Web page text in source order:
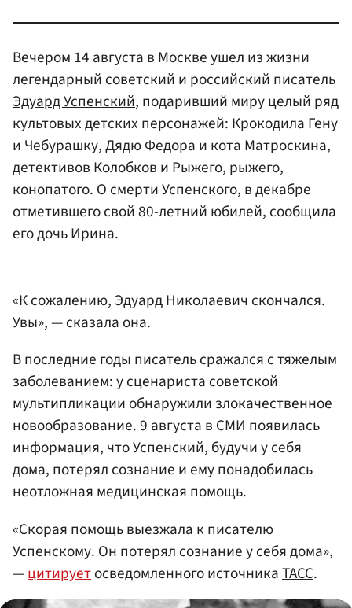
Вечером 14 августа в Москве ушел из жизни
легендарный советский и российский писатель
Эдуард Успенский, подаривший миру целый ряд
культовых детских персонажей: Крокодила Гену
и Чебурашку, Дядю Федора и кота Матроскина,
детективов Колобков и Рыжего, рыжего,
конопатого. О смерти Успенского, в декабре
отметившего свой 80-летний юбилей, сообщила
его дочь Ирина.
«К сожалению, Эдуард Николаевич скончался.
Увы», — сказала она.
В последние годы писатель сражался с тяжелым
заболеванием: у сценариста советской
мультипликации обнаружили злокачественное
новообразование. 9 августа в СМИ появилась
информация, что Успенский, будучи у себя
дома, потерял сознание и ему понадобилась
неотложная медицинская помощь.
«Скорая помощь выезжала к писателю
Успенскому. Он потерял сознание у себя дома»,
—цитируетосведомленного источникаТАСС.